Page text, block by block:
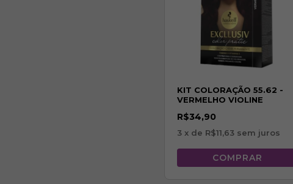
KIT COLORAÇÃO 55.62 -
VERMELHO VIOLINE
R$34,90
3 x de R$11,63 sem juros